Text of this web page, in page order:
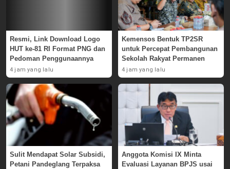
Resmi, Link Download Logo
HUT ke-81 RI Format PNG dan
Pedoman Penggunaannya
4 jam yang lalu
Kemensos Bentuk TP2SR
untuk Percepat Pembangunan
Sekolah Rakyat Permanen
4 jam yang lalu
Sulit Mendapat Solar Subsidi,
Petani Pandeglang Terpaksa
Anggota Komisi IX Minta
Evaluasi Layanan BPJS usai